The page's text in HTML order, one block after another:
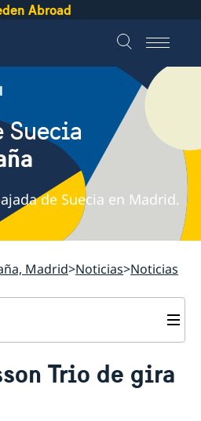
Abroad
Suecia
de Suecia en Madrid.
Madrid Noticias Noticias
de Datos (RGPD)
Trio de gira